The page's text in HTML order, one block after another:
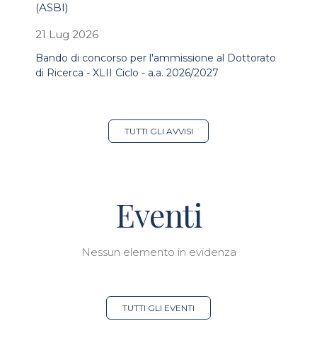
(ASBI)
21 Lug 2026
Bando di concorso per l'ammissione al Dottorato
di Ricerca - XLII Ciclo - a.a. 2026/2027
TUTTI GLI AVVISI
Eventi
Nessun elemento in evidenza
TUTTI GLI EVENTI